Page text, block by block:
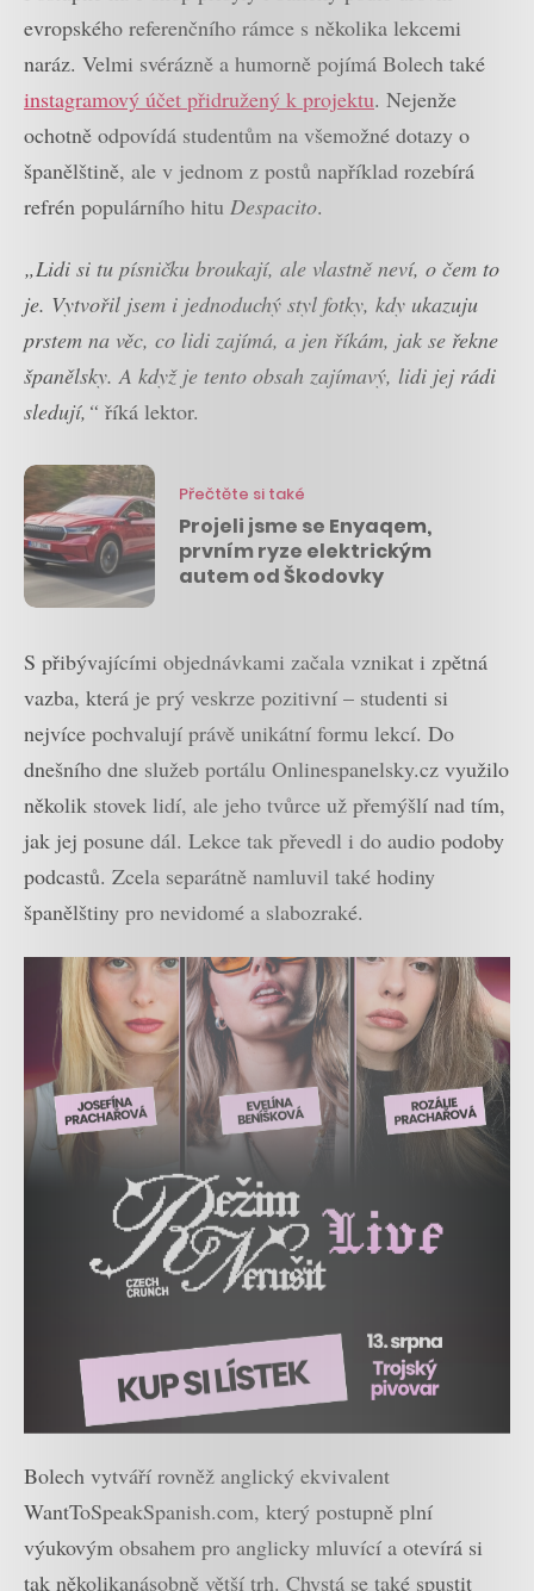
evropského referenčního rámce s několika lekcemi
naráz. Velmi svérázně a humorně pojímá Bolech také
instagramový účet přidružený k projektu. Nejenže
ochotně odpovídá studentům na všemožné dotazy o
španělštině, ale v jednom z postů například rozebírá
refrén populárního hitu Despacito.
„Lidi si tu písničku broukají, ale vlastně neví, o čem to
je. Vytvořil jsem i jednoduchý styl fotky, kdy ukazuju
prstem na věc, co lidi zajímá, a jen říkám, jak se řekne
španělsky. A když je tento obsah zajímavý, lidi jej rádi
sledují,“ říká lektor.
Přečtěte si také
Projeli jsme se Enyaqem,
prvním ryze elektrickým
autem od Škodovky
S přibývajícími objednávkami začala vznikat i zpětná
vazba, která je prý veskrze pozitivní – studenti si
nejvíce pochvalují právě unikátní formu lekcí. Do
dnešního dne služeb portálu Onlinespanelsky.cz využilo
několik stovek lidí, ale jeho tvůrce už přemýšlí nad tím,
jak jej posune dál. Lekce tak převedl i do audio podoby
podcastů. Zcela separátně namluvil také hodiny
španělštiny pro nevidomé a slabozraké.
Bolech vytváří rovněž anglický ekvivalent
WantToSpeakSpanish.com, který postupně plní
výukovým obsahem pro anglicky mluvící a otevírá si
tak několikanásobně větší trh. Chystá se také spustit